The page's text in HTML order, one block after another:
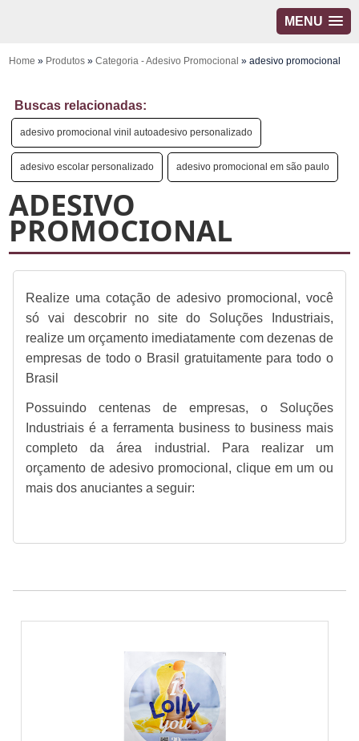
MENU
Home » Produtos »Categoria - Adesivo Promocional »adesivo promocional
Buscas relacionadas:
adesivo promocional vinil autoadesivo personalizado
adesivo escolar personalizado adesivo promocional em são paulo
ADESIVO
PROMOCIONAL
Realize uma cotação de adesivo promocional, você
só vai descobrir no site do Soluções Industriais,
realize um orçamento imediatamente com dezenas de
empresas de todo o Brasil gratuitamente para todo o
Brasil
Possuindo centenas de empresas, o Soluções
Industriais é a ferramenta business to business mais
completo da área industrial. Para realizar um
orçamento de adesivo promocional, clique em um ou
mais dos anuciantes a seguir: